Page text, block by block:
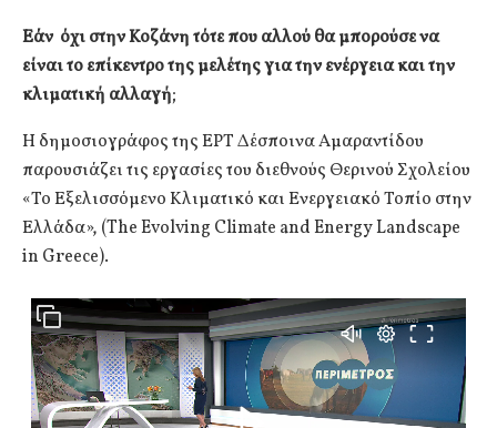
Εάν όχι στην Κοζάνη τότε που αλλού θα μπορούσε να
είναι το επίκεντρο της μελέτης για την ενέργεια και την
κλιματική αλλαγή;
Η δημοσιογράφος της ΕΡΤ Δέσποινα Αμαραντίδου
παρουσιάζει τις εργασίες του διεθνούς Θερινού Σχολείου
«Το Εξελισσόμενο Κλιματικό και Ενεργειακό Τοπίο στην
Ελλάδα», (The Evolving Climate and Energy Landscape
in Greece).